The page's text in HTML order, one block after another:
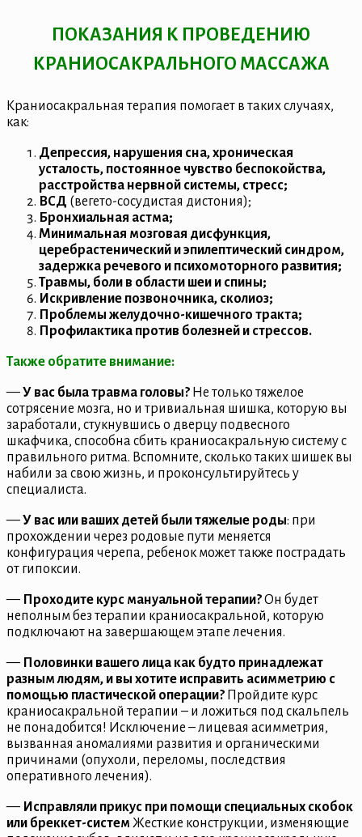
ПОКАЗАНИЯ К ПРОВЕДЕНИЮ
КРАНИОСАКРАЛЬНОГО МАССАЖА
Краниосакральная терапия помогает в таких случаях,
как:
Депрессия, нарушения сна, хроническая
усталость, постоянное чувство беспокойства,
расстройства нервной системы, стресс;
ВСД (вегето-сосудистая дистония);
Бронхиальная астма;
Минимальная мозговая дисфункция,
церебрастенический и эпилептический синдром,
задержка речевого и психомоторного развития;
Травмы, боли в области шеи и спины;
Искривление позвоночника, сколиоз;
Проблемы желудочно-кишечного тракта;
Профилактика против болезней и стрессов.
Также обратите внимание:
—У вас была травма головы? Не только тяжелое
сотрясение мозга, но и тривиальная шишка, которую вы
заработали, стукнувшись о дверцу подвесного
шкафчика, способна сбить краниосакральную систему с
правильного ритма. Вспомните, сколько таких шишек вы
набили за свою жизнь, и проконсультируйтесь у
специалиста.
—У вас или ваших детей были тяжелые роды: при
прохождении через родовые пути меняется
конфигурация черепа, ребенок может также пострадать
от гипоксии.
— Проходите курс мануальной терапии?Он будет
неполным без терапии краниосакральной, которую
подключают на завершающем этапе лечения.
— Половинки вашего лица как будто принадлежат
разным людям, и вы хотите исправить асимметрию с
помощью пластической операции? Пройдите курс
краниосакральной терапии – и ложиться под скальпель
не понадобится! Исключение – лицевая асимметрия,
вызванная аномалиями развития и органическими
причинами (опухоли, переломы, последствия
оперативного лечения).
— Исправляли прикус при помощи специальных скобок
или бреккет-систем Жесткие конструкции, изменяющие